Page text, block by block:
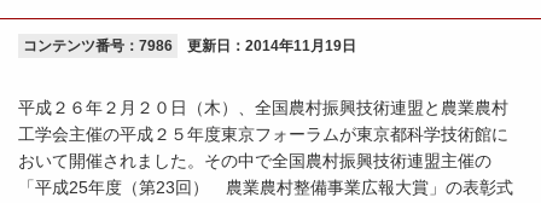
コンテンツ番号：7986 更新日： 2014年11月19日
平成２６年２月２０日（木）、全国農村振興技術連盟と農業農村
工学会主催の平成２５年度東京フォーラムが東京都科学技術館に
おいて開催されました。その中で全国農村振興技術連盟主催の
「平成25年度（第23回） 農業農村整備事業広報大賞」の表彰式